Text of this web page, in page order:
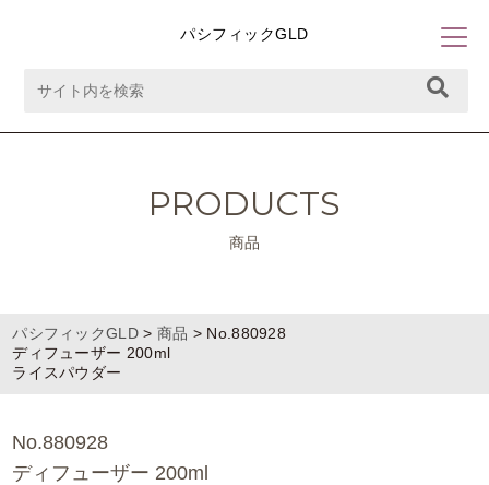
パシフィックGLD
PRODUCTS
商品
パシフィックGLD> 商品 > No.880928
ディフューザー 200ml
ライスパウダー
No.880928
ディフューザー 200ml